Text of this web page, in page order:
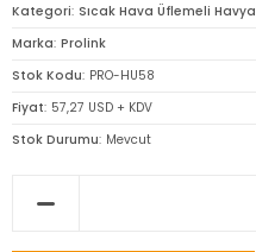
Kategori Sıcak Hava Üflemeli Havya
Marka Prolink
Stok Kodu PRO-HU58
Fiyat 57,27 USD + KDV
Stok Durumu Mevcut